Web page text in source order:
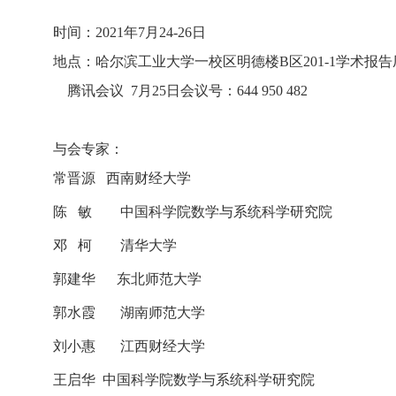
时间： 2021年7月24-26日
地点： 哈尔滨工业大学一校区明德楼B区201-1学术报
腾讯会议 7月25日会议号：644 950 482
与会专家：
常晋源
西南财经大学
陈 敏 中国科学院数学与系统科学研究院
邓 柯 清华大学
郭建华 东北师范大学
郭水霞 湖南师范大学
刘小惠 江西财经大学
王启华 中国科学院数学与系统科学研究院